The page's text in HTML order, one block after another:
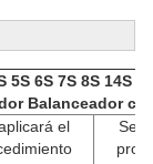
6S 7S 8S 14S
Balanceador
el
Se